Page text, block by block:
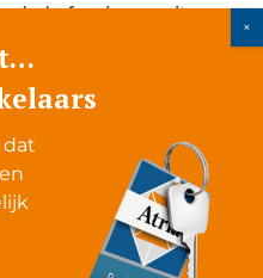
de fraaie ensuite
je vindt het hier
de 2
circa 7 x 7 meter
een optimaal
top plek.
dat